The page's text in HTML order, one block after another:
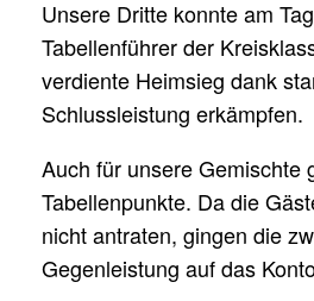
Unsere Dritte konnte am
Tabellenführer der
verdiente Heimsieg dank
Schlussleistung erkämpfen.
Auch für unsere Gemischte
Tabellenpunkte. Da die
nicht antraten, gingen die
Gegenleistung auf das